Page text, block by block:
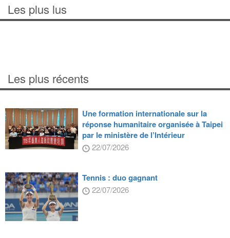
Les plus lus
Les plus récents
Une formation internationale sur la
réponse humanitaire organisée à Taipei
par le ministère de l’Intérieur
22/07/2026
Tennis : duo gagnant
22/07/2026